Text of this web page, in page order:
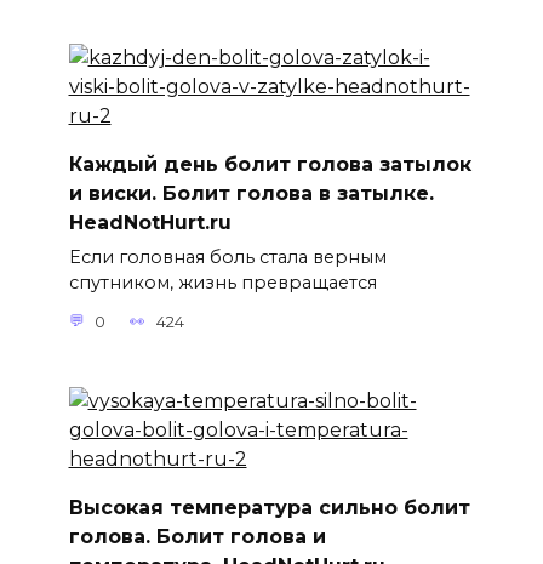
Каждый день болит голова затылок
и виски. Болит голова в затылке.
HeadNotHurt.ru
Если головная боль стала верным
спутником, жизнь превращается
0 424
Высокая температура сильно болит
голова. Болит голова и